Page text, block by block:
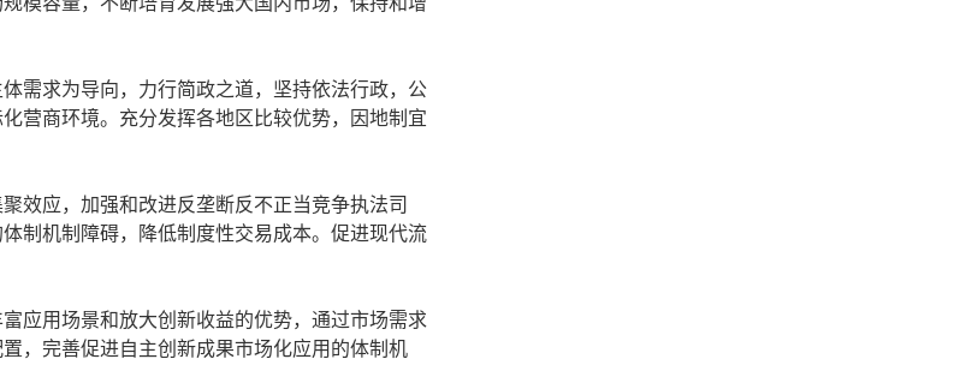
需求为导向，力行简政之道，坚持依法行政，公
营商环境。充分发挥各地区比较优势，因地制宜
效应，加强和改进反垄断反不正当竞争执法司
制机制障碍，降低制度性交易成本。促进现代流
应用场景和放大创新收益的优势，通过市场需求
，完善促进自主创新成果市场化应用的体制机